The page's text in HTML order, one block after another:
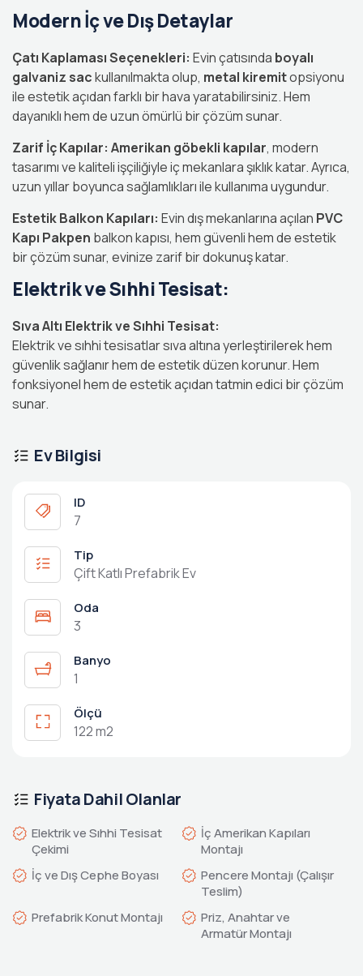
Modern İç ve Dış Detaylar
Çatı Kaplaması Seçenekleri: Evin çatısında boyalı
galvaniz sackullanılmakta olup, metal kiremitopsiyonu
ile estetik açıdan farklı bir hava yaratabilirsiniz. Hem
dayanıklı hem de uzun ömürlü bir çözüm sunar.
Zarif İç Kapılar: Amerikan göbekli kapılar, modern
tasarımı ve kaliteli işçiliğiyle iç mekanlara şıklık katar. Ayrıca,
uzun yıllar boyunca sağlamlıkları ile kullanıma uygundur.
Estetik Balkon Kapıları: Evin dış mekanlarına açılan PVC
Kapı Pakpen balkon kapısı, hem güvenli hem de estetik
bir çözüm sunar, evinize zarif bir dokunuş katar.
Elektrik ve Sıhhi Tesisat:
Sıva Altı Elektrik ve Sıhhi Tesisat:
Elektrik ve sıhhi tesisatlar sıva altına yerleştirilerek hem
güvenlik sağlanır hem de estetik düzen korunur. Hem
fonksiyonel hem de estetik açıdan tatmin edici bir çözüm
sunar.
Ev Bilgisi
ID
7
Tip
Çift Katlı Prefabrik Ev
Oda
3
Banyo
1
Ölçü
122 m2
Fiyata Dahil Olanlar
Elektrik ve Sıhhi Tesisat
Çekimi
İç Amerikan Kapıları
Montajı
İç ve Dış Cephe Boyası
Pencere Montajı (Çalışır
Teslim)
Prefabrik Konut Montajı
Priz, Anahtar ve
Armatür Montajı